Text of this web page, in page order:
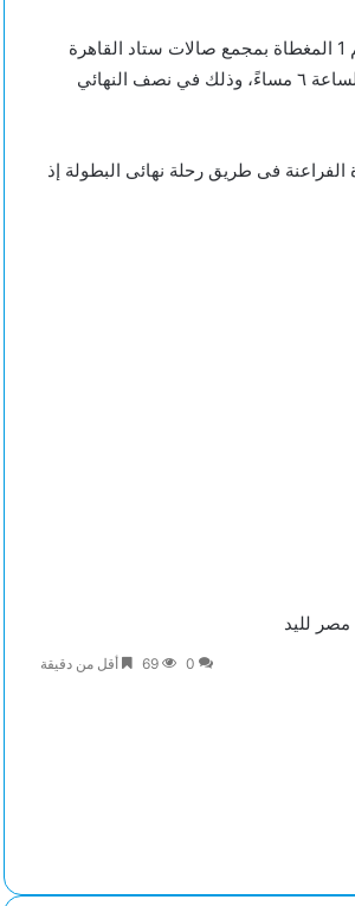
وصل لاعبو فريق كرة اليد رجال لمنتخب مصر وجهازهم الفنى منذ قليل إلى داخل صالة رقم 1 المغطاة بمجمع صالات ستاد القاهرة
الدولى، تمهيداً لملاقاة نظيرهم المنتخب التونسى الشقيق فى قمة شمال إفريقيا والعرب الساعة ٦ مساءً، وذلك في نصف النهائي
فى طريق رحلة نهائى البطولة إذ
لليد
0
69 أقل من دقيقة